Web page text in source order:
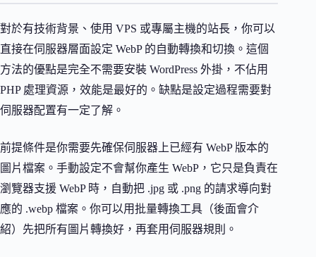
對於有技術背景、使用 VPS 或專屬主機的站長，你可以
直接在伺服器層面設定 WebP 的自動轉換和切換。這個
方法的優點是完全不需要安裝 WordPress 外掛，不佔用
PHP 處理資源，效能是最好的。缺點是設定過程需要對
伺服器配置有一定了解。
前提條件是你需要先確保伺服器上已經有 WebP 版本的
圖片檔案。手動設定不會幫你產生 WebP，它只是負責在
瀏覽器支援 WebP 時，自動把 .jpg 或 .png 的請求導向對
應的 .webp 檔案。你可以用批量轉換工具（後面會介
紹）先把所有圖片轉換好，再套用伺服器規則。